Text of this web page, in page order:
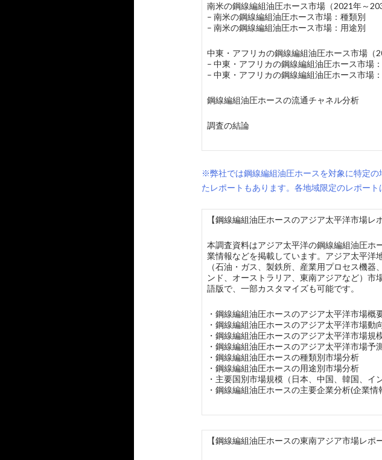
南米の鋼線編組油圧ホース市場（2021年～
– 南米の鋼線編組油圧ホース市場：種類別
– 南米の鋼線編組油圧ホース市場：用途別
中東・アフリカの鋼線編組油圧ホース市場（
– 中東・アフリカの鋼線編組油圧ホース市場
– 中東・アフリカの鋼線編組油圧ホース市場
鋼線編組油圧ホースの流通チャネル分析
調査の結論
※弊社では鋼線編組油圧ホースを対象に特定
たレポートもあります。各地域限定のレポー
【鋼線編組油圧ホースのアジア太平洋市場レ
本調査資料はアジア太平洋の鋼線編組油圧ホ
業情報などを掲載しています。アジア太平洋
（石油・ガス、製鉄所、産業用プロセス機
ンド、オーストラリア、東南アジアなど）
語版で、一部カスタマイズも可能です。
・鋼線編組油圧ホースのアジア太平洋市場概
・鋼線編組油圧ホースのアジア太平洋市場動
・鋼線編組油圧ホースのアジア太平洋市場規
・鋼線編組油圧ホースのアジア太平洋市場予
・鋼線編組油圧ホースの種類別市場分析
・鋼線編組油圧ホースの用途別市場分析
・主要国別市場規模（日本、中国、韓国、イ
・鋼線編組油圧ホースの主要企業分析(企業
【鋼線編組油圧ホースの東南アジア市場レポ